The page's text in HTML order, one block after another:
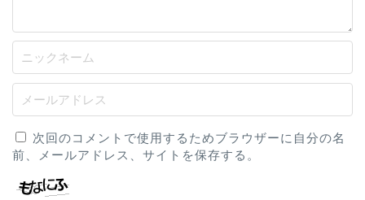
次回のコメントで使用するためブラウザーに自分の名
前、メールアドレス、サイトを保存する。